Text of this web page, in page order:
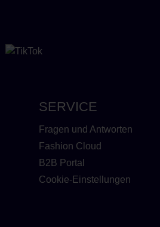
SERVICE
Fragen und Antworten
Fashion Cloud
B2B Portal
Cookie-Einstellungen